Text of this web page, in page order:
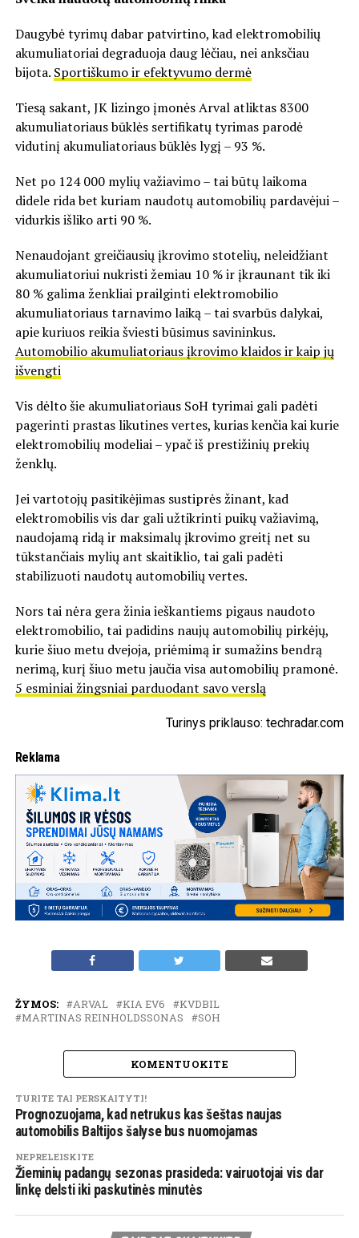
Daugybė tyrimų dabar patvirtino, kad elektromobilių
akumuliatoriai degraduoja daug lėčiau, nei anksčiau
bijota. Sportiškumo ir efektyvumo dermė
Tiesą sakant, JK lizingo įmonės Arval atliktas 8300
akumuliatoriaus būklės sertifikatų tyrimas parodė
vidutinį akumuliatoriaus būklės lygį – 93 %.
Net po 124 000 mylių važiavimo – tai būtų laikoma
didele rida bet kuriam naudotų automobilių pardavėjui –
vidurkis išliko arti 90 %.
Nenaudojant greičiausių įkrovimo stotelių, neleidžiant
akumuliatoriui nukristi žemiau 10 % ir įkraunant tik iki
80 % galima ženkliai prailginti elektromobilio
akumuliatoriaus tarnavimo laiką – tai svarbūs dalykai,
apie kuriuos reikia šviesti būsimus savininkus.
Automobilio akumuliatoriaus įkrovimo klaidos ir kaip jų
išvengti
Vis dėlto šie akumuliatoriaus SoH tyrimai gali padėti
pagerinti prastas likutines vertes, kurias kenčia kai kurie
elektromobilių modeliai – ypač iš prestižinių prekių
ženklų.
Jei vartotojų pasitikėjimas sustiprės žinant, kad
elektromobilis vis dar gali užtikrinti puikų važiavimą,
naudojamą ridą ir maksimalų įkrovimo greitį net su
tūkstančiais mylių ant skaitiklio, tai gali padėti
stabilizuoti naudotų automobilių vertes.
Nors tai nėra gera žinia ieškantiems pigaus naudoto
elektromobilio, tai padidins naujų automobilių pirkėjų,
kurie šiuo metu dvejoja, priėmimą ir sumažins bendrą
nerimą, kurį šiuo metu jaučia visa automobilių pramonė.
5 esminiai žingsniai parduodant savo verslą
Turinys priklauso: techradar.com
Reklama
ŽYMOS: ARVAL KIA EV6
KVDBIL
MARTINAS REINHOLDSSONAS
SOH
KOMENTUOKITE
TURITE TAI PERSKAITYTI!
Prognozuojama, kad netrukus kas šeštas naujas
automobilis Baltijos šalyse bus nuomojamas
NEPRELEISKITE
Žieminių padangų sezonas prasideda: vairuotojai vis dar
linkę delsti iki paskutinės minutės